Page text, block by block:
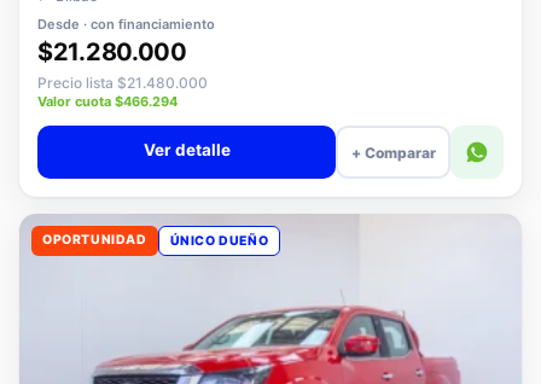
📍 Bilbao
Desde · con financiamiento
$21.280.000
Precio lista $21.480.000
Valor cuota $466.294
+ Comparar
OPORTUNIDAD